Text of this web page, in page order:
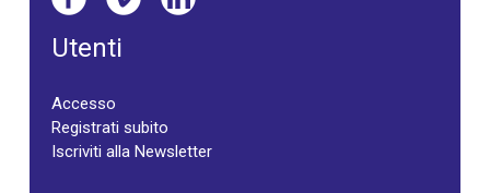
Utenti
Accesso
Registrati subito
Iscriviti alla Newsletter